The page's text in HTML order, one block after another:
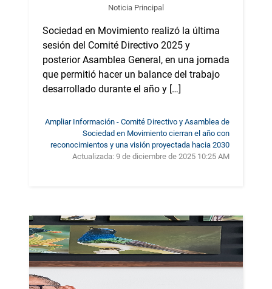
Noticia Principal
Sociedad en Movimiento realizó la última
sesión del Comité Directivo 2025 y
posterior Asamblea General, en una jornada
que permitió hacer un balance del trabajo
desarrollado durante el año y […]
Ampliar Información - Comité Directivo y Asamblea de
Sociedad en Movimiento cierran el año con
reconocimientos y una visión proyectada hacia 2030
Actualizada: 9 de diciembre de 2025 10:25 AM